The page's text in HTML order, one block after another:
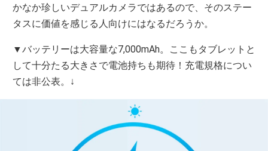
かなか珍しいデュアルカメラではあるので、そのステー
タスに価値を感じる人向けにはなるだろうか。
▼バッテリーは大容量な7,000mAh。ここもタブレットと
して十分たる大きさで電池持ちも期待！充電規格につい
ては非公表。↓